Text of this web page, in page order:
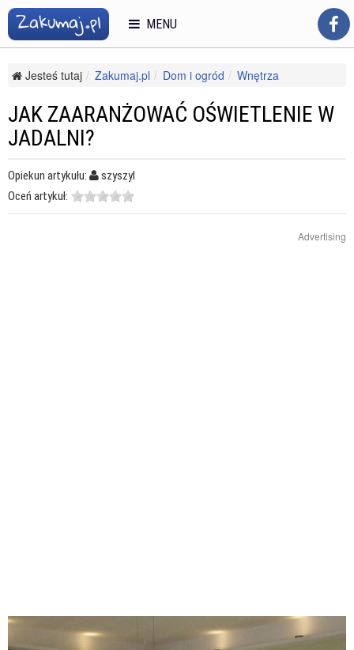
Jesteś tutaj Zakumaj.pl Dom i ogród
Wnętrza
JAK ZAARANŻOWAĆ OŚWIETLENIE W
JADALNI?
Opiekun artykułu:
szyszyl
Oceń artykuł:
Advertising
MENU